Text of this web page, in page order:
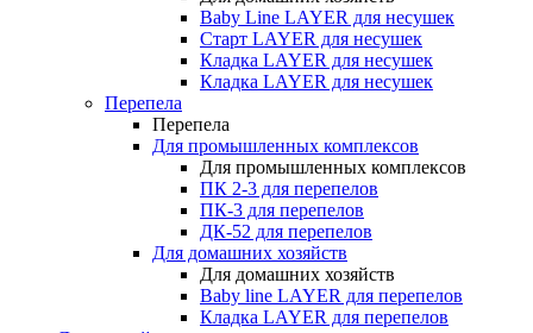
Baby Line LAYER для несушек
Старт LAYER для несушек
Кладка LAYER для несушек
Кладка LAYER для несушек
Перепела
Перепела
Для промышленных комплексов
Для промышленных комплексов
ПК 2-3 для перепелов
ПК-3 для перепелов
ДК-52 для перепелов
Для домашних хозяйств
Для домашних хозяйств
Baby line LAYER для перепелов
Кладка LAYER для перепелов